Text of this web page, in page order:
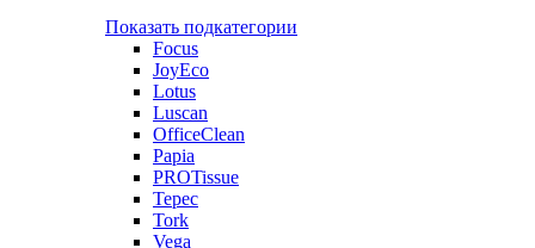
Показать подкатегории
Focus
JoyEco
Lotus
Luscan
OfficeClean
Papia
PROTissue
Tepec
Tork
Vega